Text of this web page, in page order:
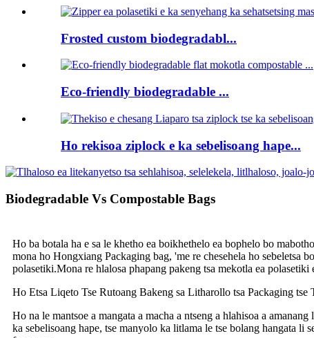
Frosted custom biodegradabl...
Eco-friendly biodegradable ...
Ho rekisoa ziplock e ka sebelisoang hape...
Biodegradable Vs Compostable Bags
Ho ba botala ha e sa le khetho ea boikhethelo ea bophelo bo
mona ho Hongxiang Packaging bag, 'me re chesehela ho sebeletsa
polasetiki.Mona re hlalosa phapang pakeng tsa mekotla ea
Ho Etsa Liqeto Tse Rutoang Bakeng sa Litharollo tsa Packaging tse
Ho na le mantsoe a mangata a macha a ntseng a hlahisoa a
ka sebelisoang hape, tse manyolo ka litlama le tse bolang hangata li